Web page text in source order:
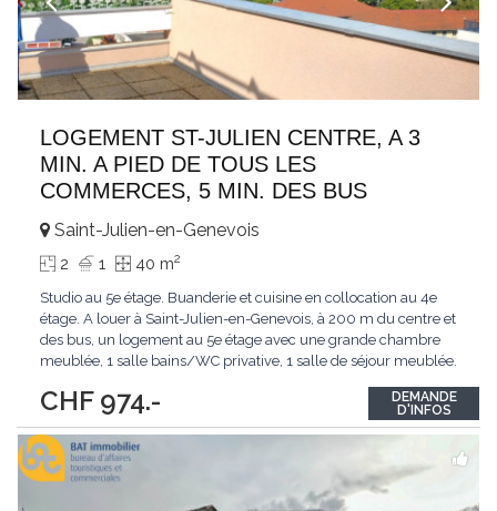
LOGEMENT ST-JULIEN CENTRE, A 3
MIN. A PIED DE TOUS LES
COMMERCES, 5 MIN. DES BUS
CHF 974.-
Saint-Julien-en-Genevois
2 1 40 m2
Studio au 5e étage. Buanderie et cuisine en collocation au 4e
étage. A louer à Saint-Julien-en-Genevois, à 200 m du centre et
des bus, un logement au 5e étage avec une grande chambre
meublée, 1 salle bains/WC privative, 1 salle de séjour meublée.
cuisine est à partager avec la propriétaire qui habite au 4e étage.
Annexes : une...
DEMANDE
D'INFOS